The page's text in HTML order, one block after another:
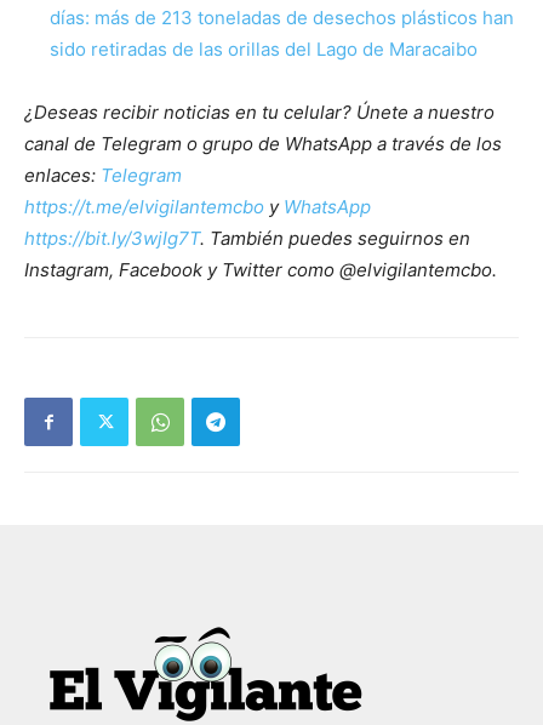
días: más de 213 toneladas de desechos plásticos han
sido retiradas de las orillas del Lago de Maracaibo
¿Deseas recibir noticias en tu celular? Únete a nuestro
canal de Telegram o grupo de WhatsApp a través de los
enlaces: Telegram
https://t.me/elvigilantemcbo y WhatsApp
https://bit.ly/3wjIg7T. También puedes seguirnos en
Instagram, Facebook y Twitter como @elvigilantemcbo.